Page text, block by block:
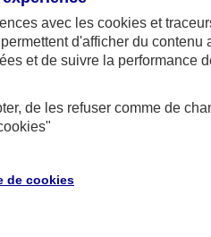
AXA
avec les cookies et
d'afficher du contenu
et de suivre la performance
de les refuser comme de
"
de cookies